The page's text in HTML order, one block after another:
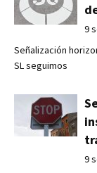
9
Señalización
SL seguimos
9